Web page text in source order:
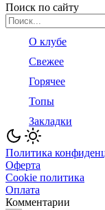
Поиск по сайту
Search
for:
О клубе
Свежее
Горячее
Топы
Закладки
Политика
Оферта
Cookie политика
Оплата
Комментарии